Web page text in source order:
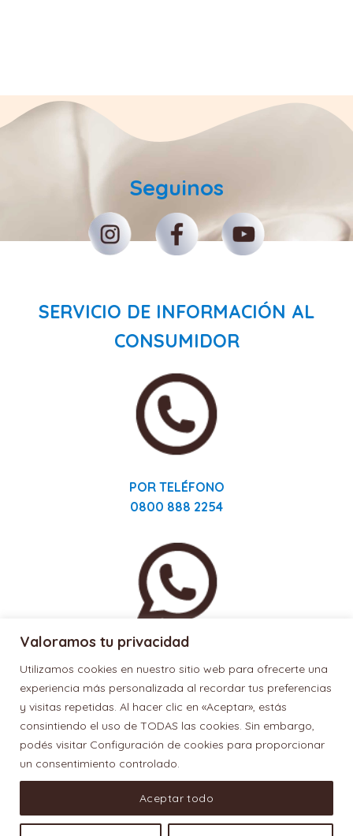
Valoramos tu privacidad
Utilizamos cookies en nuestro sitio web para ofrecerte una
experiencia más personalizada al recordar tus preferencias
y visitas repetidas. Al hacer clic en «Aceptar», estás
consintiendo el uso de TODAS las cookies. Sin embargo,
podés visitar Configuración de cookies para proporcionar
un consentimiento controlado.
Aceptar todo
Seguinos
SERVICIO DE INFORMACIÓN AL
CONSUMIDOR
POR TELÉFONO
0800 888 2254
11 3880 6094
Términos de usoyprotección de datos personales| Defensa